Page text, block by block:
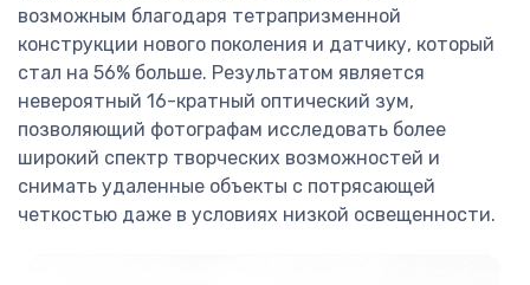
возможным благодаря тетрапризменной
конструкции нового поколения и датчику, который
стал на 56% больше. Результатом является
невероятный 16-кратный оптический зум,
позволяющий фотографам исследовать более
широкий спектр творческих возможностей и
снимать удаленные объекты с потрясающей
четкостью даже в условиях низкой освещенности.